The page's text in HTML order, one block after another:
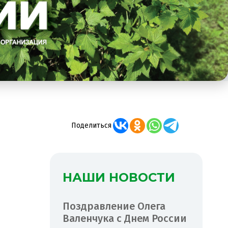
Поделиться
НАШИ НОВОСТИ
Поздравление Олега
Валенчука с Днем России